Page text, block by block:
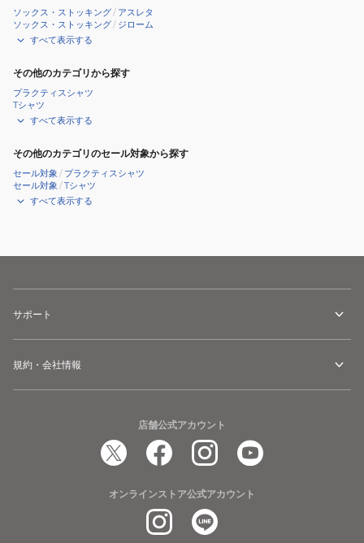
ソックス・ストッキング/ アスレタ
ソックス・ストッキング/ ジローム
すべて表示する
その他のカテゴリから探す
プラクティスシャツ
Tシャツ
すべて表示する
その他のカテゴリのセール対象から探す
セール対象 / プラクティスシャツ
セール対象 /Tシャツ
すべて表示する
サポート
規約・会社情報
店舗公式アカウント
オンラインストア公式アカウント